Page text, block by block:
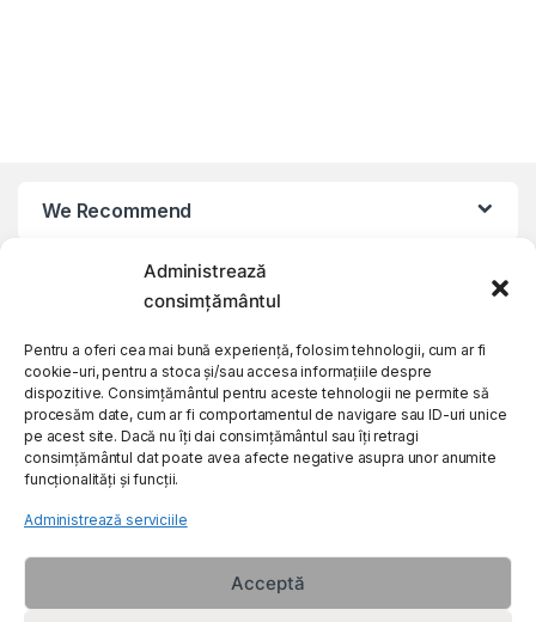
Administrează
consimțământul
Pentru a oferi cea mai bună experiență, folosim tehnologii, cum ar fi
cookie-uri, pentru a stoca și/sau accesa informațiile despre
dispozitive. Consimțământul pentru aceste tehnologii ne permite să
procesăm date, cum ar fi comportamentul de navigare sau ID-uri unice
pe acest site. Dacă nu îți dai consimțământul sau îți retragi
consimțământul dat poate avea afecte negative asupra unor anumite
funcționalități și funcții.
Administrează serviciile
Acceptă
We Recommend
My Account
Customer Care
About Us